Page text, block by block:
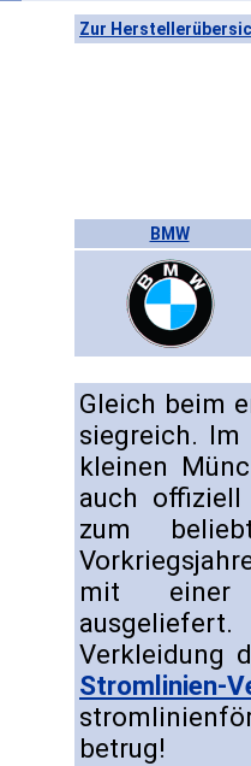
Zur
BMW
Gleich beim
siegreich.
kleinen
auch
zum
mit einer
ausgeliefert.
Verkleidung
Stromlinien-
betrug!